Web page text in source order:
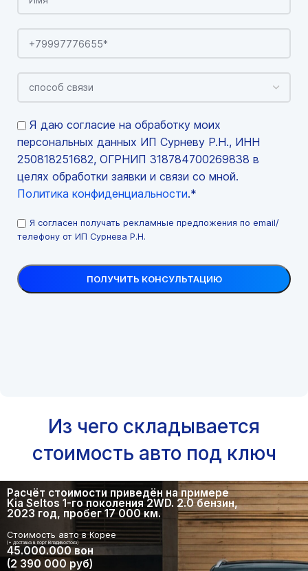
Я даю согласие на обработку моих
персональных данных ИП Сурневу Р.Н., ИНН
250818251682, ОГРНИП 318784700269838 в
целях обработки заявки и связи со мной.
Политика конфиденциальности.*
Я согласен получать рекламные предложения по email/
телефону от ИП Сурнева Р.Н.
Из чего складывается
стоимость авто под ключ
Расчёт стоимости приведён на примере
Kia Seltos 1-го поколения 2WD. 2.0 бензин,
2023 год, пробег 17 000 км.
Стоимость авто в Корее
(+ доставка в порт Владивостока)
45.000.000 вон
(2 390 000 руб)